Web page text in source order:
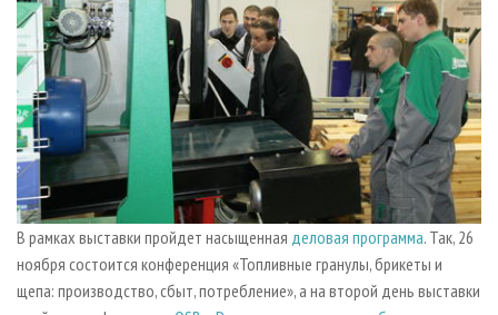
В рамках выставки пройдет насыщенная деловая программа. Так, 26
ноября состоится конференция «Топливные гранулы, брикеты и
щепа: производство, сбыт, потребление», а на второй день выставки